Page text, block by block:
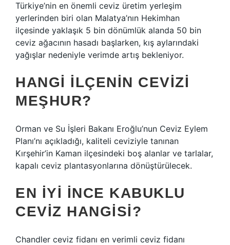
Türkiye’nin en önemli ceviz üretim yerleşim
yerlerinden biri olan Malatya’nın Hekimhan
ilçesinde yaklaşık 5 bin dönümlük alanda 50 bin
ceviz ağacının hasadı başlarken, kış aylarındaki
yağışlar nedeniyle verimde artış bekleniyor.
HANGI ILÇENIN CEVIZI
MEŞHUR?
Orman ve Su İşleri Bakanı Eroğlu’nun Ceviz Eylem
Planı’nı açıkladığı, kaliteli ceviziyle tanınan
Kırşehir’in Kaman ilçesindeki boş alanlar ve tarlalar,
kapalı ceviz plantasyonlarına dönüştürülecek.
EN IYI INCE KABUKLU
CEVIZ HANGISI?
Chandler ceviz fidanı en verimli ceviz fidanı